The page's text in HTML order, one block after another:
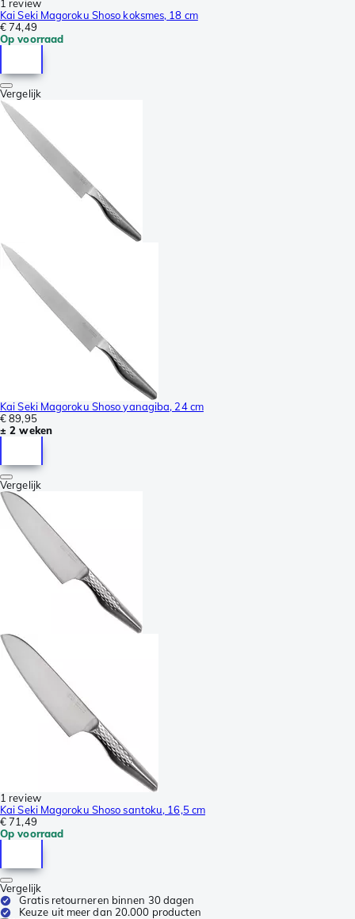
1 review
Kai Seki Magoroku Shoso koksmes, 18 cm
€ 74,49
Op voorraad
Vergelijk
Kai Seki Magoroku Shoso yanagiba, 24 cm
€ 89,95
± 2 weken
Vergelijk
1 review
Kai Seki Magoroku Shoso santoku, 16,5 cm
€ 71,49
Op voorraad
Vergelijk
Gratis retourneren binnen 30 dagen
Keuze uit meer dan 20.000 producten